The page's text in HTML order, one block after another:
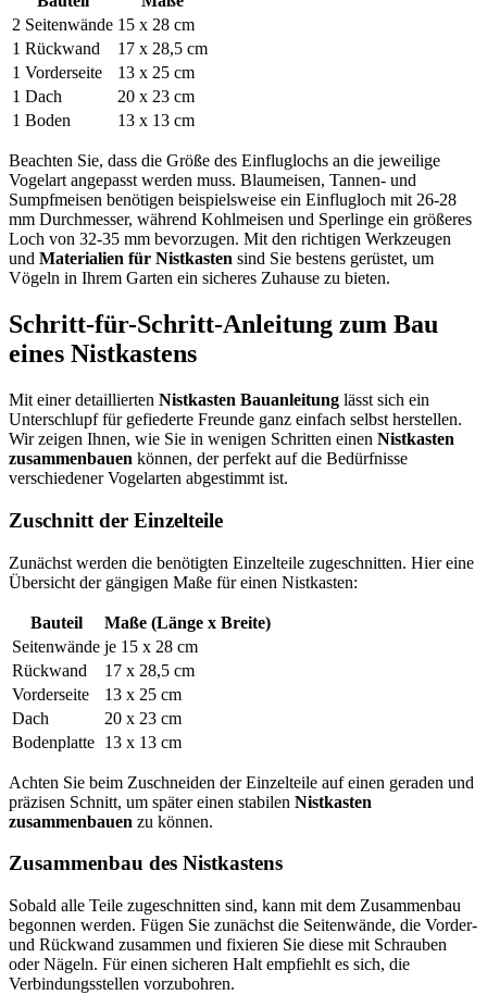
2 Seitenwände 15 x 28 cm
1 Rückwand
17 x 28,5 cm
1 Vorderseite
13 x 25 cm
1 Dach
20 x 23 cm
1 Boden
13 x 13 cm
Beachten Sie, dass die Größe des Einfluglochs an die jeweilige
Vogelart angepasst werden muss. Blaumeisen, Tannen- und
Sumpfmeisen benötigen beispielsweise ein Einflugloch mit 26-28
mm Durchmesser, während Kohlmeisen und Sperlinge ein größeres
Loch von 32-35 mm bevorzugen. Mit den richtigen Werkzeugen
und Materialien für Nistkasten sind Sie bestens gerüstet, um
Vögeln in Ihrem Garten ein sicheres Zuhause zu bieten.
Schritt-für-Schritt-Anleitung zum Bau
eines Nistkastens
Mit einer detaillierten Nistkasten Bauanleitung lässt sich ein
Unterschlupf für gefiederte Freunde ganz einfach selbst herstellen.
Wir zeigen Ihnen, wie Sie in wenigen Schritten einen Nistkasten
zusammenbauen können, der perfekt auf die Bedürfnisse
verschiedener Vogelarten abgestimmt ist.
Zuschnitt der Einzelteile
Zunächst werden die benötigten Einzelteile zugeschnitten. Hier eine
Übersicht der gängigen Maße für einen Nistkasten:
Bauteil
Maße (Länge x Breite)
Seitenwände je 15 x 28 cm
Rückwand
17 x 28,5 cm
Vorderseite
13 x 25 cm
Dach
20 x 23 cm
Bodenplatte 13 x 13 cm
Achten Sie beim Zuschneiden der Einzelteile auf einen geraden und
präzisen Schnitt, um später einen stabilen Nistkasten
zusammenbauen zu können.
Zusammenbau des Nistkastens
Sobald alle Teile zugeschnitten sind, kann mit dem Zusammenbau
begonnen werden. Fügen Sie zunächst die Seitenwände, die Vorder-
und Rückwand zusammen und fixieren Sie diese mit Schrauben
oder Nägeln. Für einen sicheren Halt empfiehlt es sich, die
Verbindungsstellen vorzubohren.